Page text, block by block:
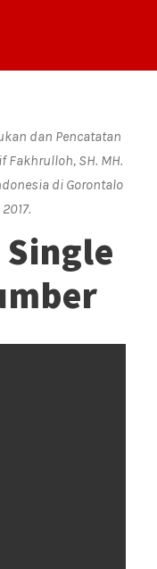
dan Pencatatan
Fakhrulloh, SH. MH.
di Gorontalo